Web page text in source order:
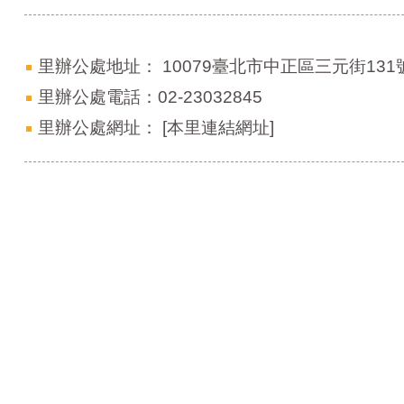
里辦公處地址： 10079臺北市中正區三元街131
里辦公處電話：02-23032845
里辦公處網址： [本里連結網址]